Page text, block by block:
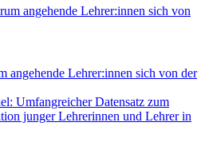
angehende Lehrer:innen sich von der